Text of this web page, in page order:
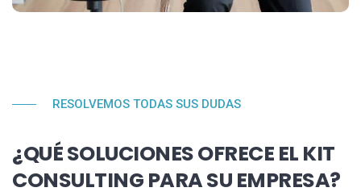
RESOLVEMOS TODAS SUS DUDAS
¿QUÉ SOLUCIONES OFRECE EL KIT
CONSULTING PARA SU EMPRESA?